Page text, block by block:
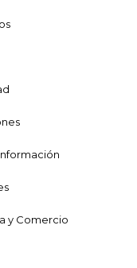
y Comercio